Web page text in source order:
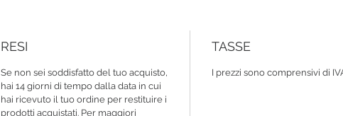
RESI
Se non sei soddisfatto del tuo acquisto,
hai 14 giorni di tempo dalla data in cui
hai ricevuto il tuo ordine per restituire i
prodotti acquistati. Per maggiori
TASSE
I prezzi sono comprensivi di